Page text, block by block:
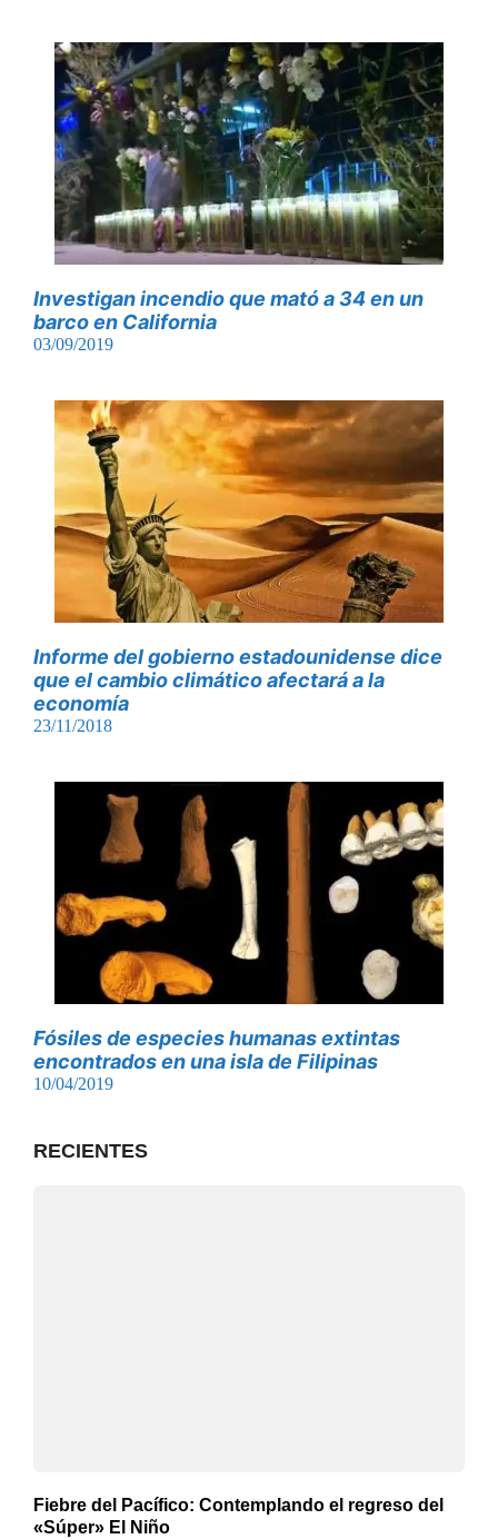
Investigan incendio que mató a 34 en un
barco en California
03/09/2019
Informe del gobierno estadounidense dice
que el cambio climático afectará a la
economía
23/11/2018
Fósiles de especies humanas extintas
encontrados en una isla de Filipinas
10/04/2019
RECIENTES
Fiebre del Pacífico: Contemplando el regreso del
«Súper» El Niño